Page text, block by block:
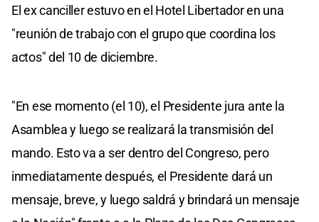
El ex canciller estuvo en el Hotel Libertador en una
"reunión de trabajo con el grupo que coordina los
actos" del 10 de diciembre.
"En ese momento (el 10), el Presidente jura ante la
Asamblea y luego se realizará la transmisión del
mando. Esto va a ser dentro del Congreso, pero
inmediatamente después, el Presidente dará un
mensaje, breve, y luego saldrá y brindará un mensaje